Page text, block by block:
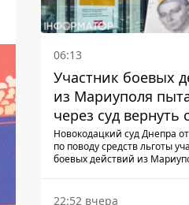
06:13
Участник боевых
из Мариуполя
через суд вернуть
субсидии со счета
Ощадбанке –
Новокодацкий суд Днепра
по поводу средств льготы
боевых действий из
22:52 вчера